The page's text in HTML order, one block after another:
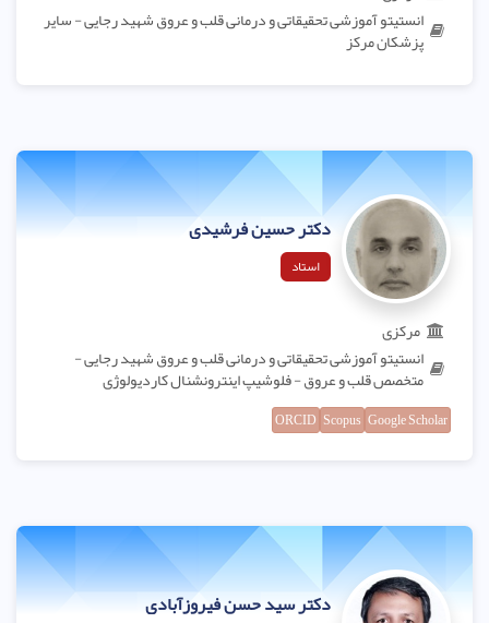
انستیتو آموزشی تحقیقاتی و درمانی قلب و عروق شهید رجایی - سایر
پزشکان مرکز
دکتر حسین فرشیدی
استاد
مرکزی
انستیتو آموزشی تحقیقاتی و درمانی قلب و عروق شهید رجایی -
متخصص قلب و عروق - فلوشیپ اینترونشنال کاردیولوژی
Google Scholar
Scopus
ORCID
دکتر سید حسن فیروزآبادی